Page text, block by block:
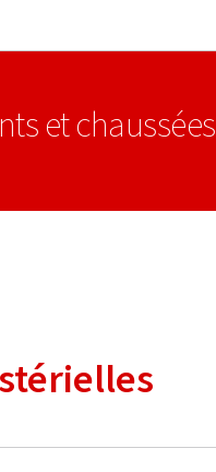
et chaussées